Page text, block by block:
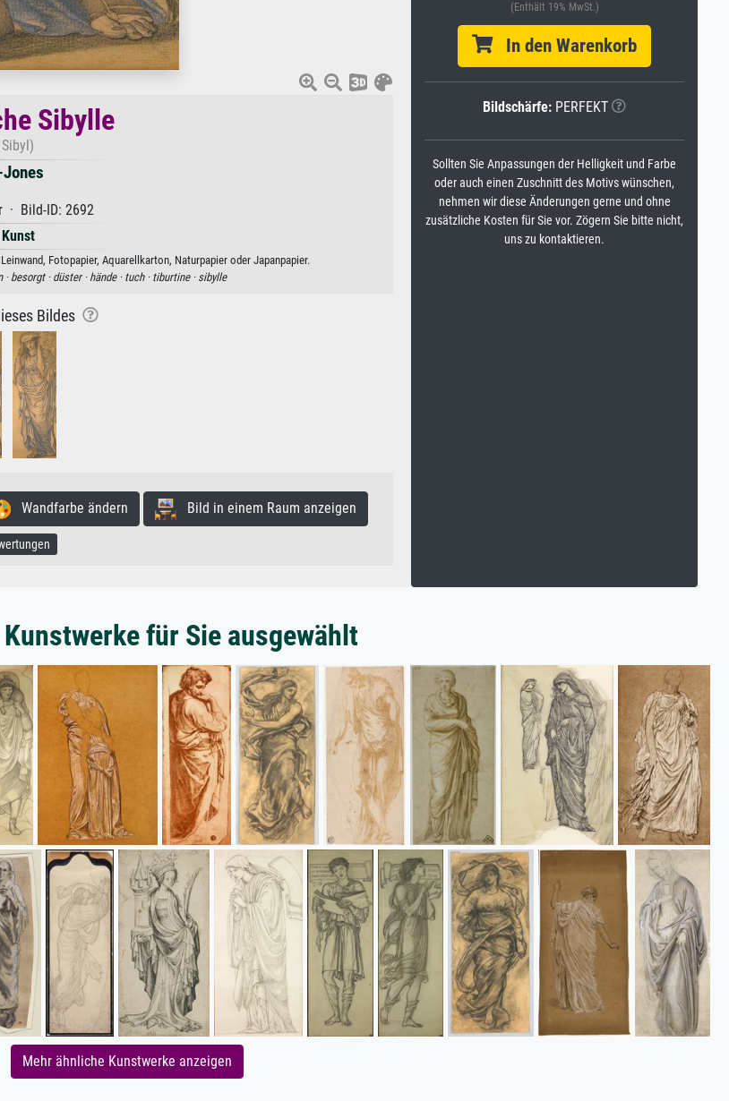
Sibylle
· Bild-ID: 2692
Fotopapier, Aquarellkarton, Naturpapier oder Japanpapier.
· besorgt · düster · hände · tuch · tiburtine · sibylle
Bildes
Wandfarbe ändern Bild in einem Raum anzeigen
(Enthält 19% MwSt.)
In den Warenkorb
Bildschärfe: PERFEKT
Sollten Sie Anpassungen der Helligkeit und Farbe
oder auch einen Zuschnitt des Motivs wünschen,
nehmen wir diese Änderungen gerne und ohne
zusätzliche Kosten für Sie vor. Zögern Sie bitte nicht,
uns zu kontaktieren.
für Sie ausgewählt
Mehr ähnliche Kunstwerke anzeigen